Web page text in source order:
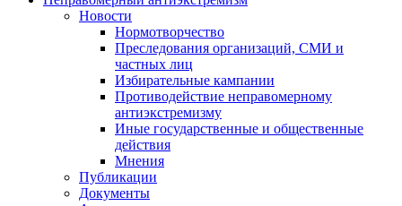
Новости
Нормотворчество
Преследования организаций, СМИ и
частных лиц
Избирательные кампании
Противодействие неправомерному
антиэкстремизму
Иные государственные и общественные
действия
Мнения
Публикации
Документы